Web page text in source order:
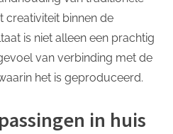
creativiteit binnen de
is niet alleen een prachtig
van verbinding met de
het is geproduceerd.
in huis